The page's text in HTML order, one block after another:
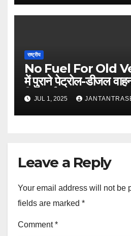
राष्ट्रीय
No Fuel For Old
में पुराने पेट्रोल-डीजल
मिलेगा ईंधन
JUL 1, 2025
Leave a Reply
Your email address will not be
fields are marked *
Comment*